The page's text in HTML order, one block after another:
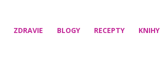
ZDRAVIE BLOGY RECEPTY KNIHY